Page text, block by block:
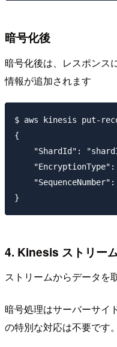
暗号化後
暗号化後は、レスポンス
情報が追加されます
$ aws kinesis put-
{
"ShardId":
"EncryptionType":
4. Kinesis ストリー
ストリームからデータを
暗号処理はサーバーサイ
の特別な対応は不要です。